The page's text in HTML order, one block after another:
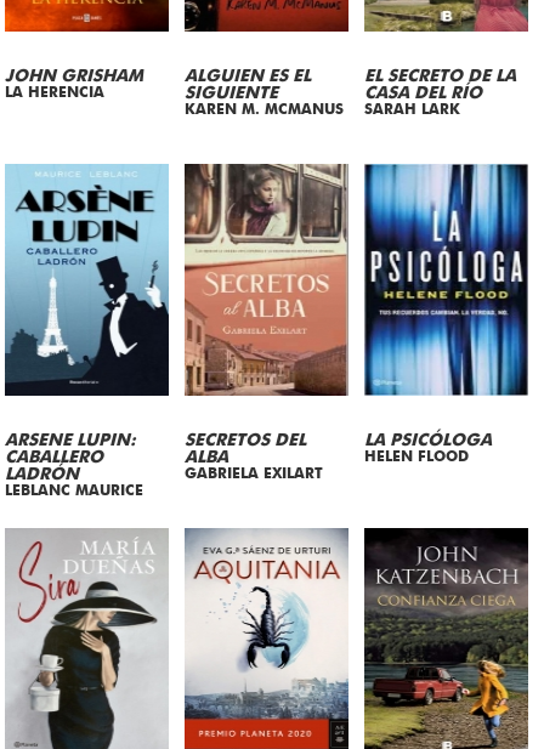
JOHN GRISHAM
LA HERENCIA
ALGUIEN ES EL
SIGUIENTE
KAREN M. MCMANUS
EL SECRETO DE LA
CASA DEL RÍO
SARAH LARK
ARSENE LUPIN:
CABALLERO
LADRÓN
LEBLANC MAURICE
SECRETOS DEL
ALBA
GABRIELA EXILART
LA PSICÓLOGA
HELEN FLOOD